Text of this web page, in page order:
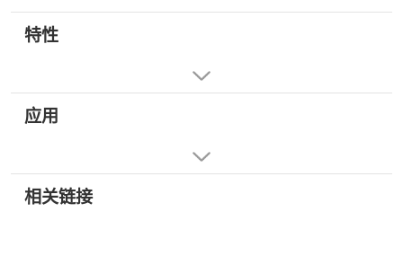
特性
应用
相关链接